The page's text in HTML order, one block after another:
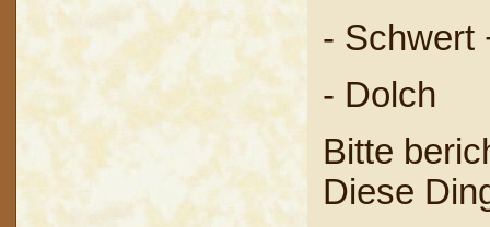
- Schwert
- Dolch
Bitte
Diese